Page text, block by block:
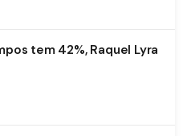
tem 42%, Raquel Lyra